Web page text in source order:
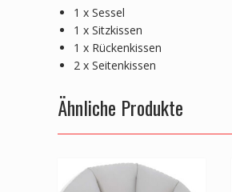
1 x Sessel
1 x Sitzkissen
1 x Rückenkissen
2 x Seitenkissen
Ähnliche Produkte